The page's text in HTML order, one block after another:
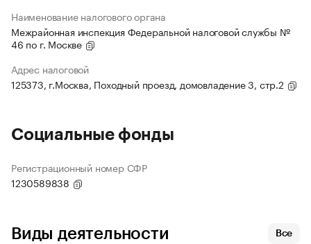
Наименование налогового органа
Межрайонная инспекция Федеральной налоговой службы №
46 по г. Москве
Адрес налоговой
125373, г.Москва, Походный проезд, домовладение 3, стр.2
Социальные фонды
Регистрационный номер СФР
1230589838
Виды деятельности Все